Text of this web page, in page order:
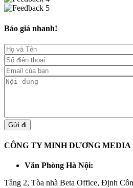
Báo giá nhanh!
CÔNG TY MINH DƯƠNG MEDIA
Văn Phòng Hà Nội:
Tầng 2, Tòa nhà Beta Office, Định